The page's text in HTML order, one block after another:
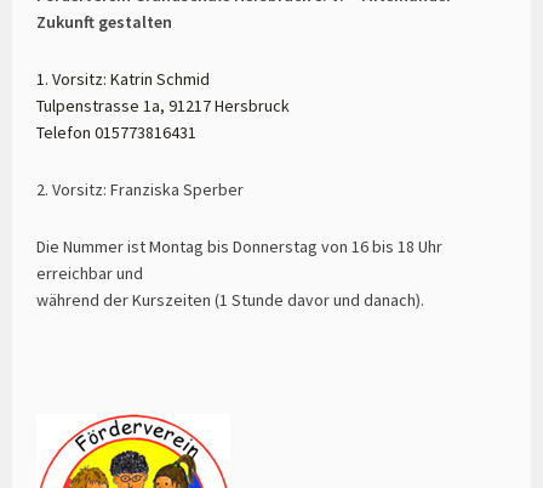
Zukunft gestalten
1. Vorsitz: Katrin Schmid
Tulpenstrasse 1a, 91217 Hersbruck
Telefon 015773816431
2. Vorsitz: Franziska Sperber
Die Nummer ist Montag bis Donnerstag von 16 bis 18 Uhr
erreichbar und
während der Kurszeiten (1 Stunde davor und danach).